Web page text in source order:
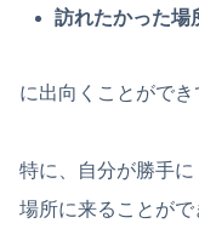
訪れたかった場
に出向くことができ
特に、自分が勝手に
場所に来ることがで